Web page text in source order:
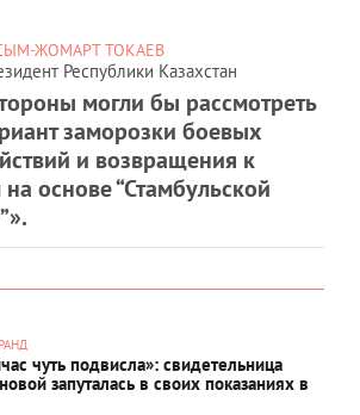
ЖОМАРТ ТОКАЕВ
Республики Казахстан
могли бы рассмотреть
заморозки боевых
и возвращения к
основе “Стамбульской
чуть подвисла»: свидетельница
запуталась в своих показаниях в